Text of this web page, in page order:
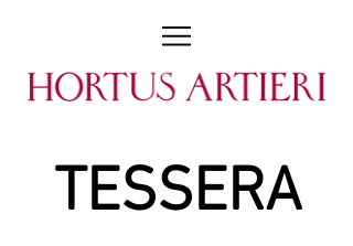
TESSERA